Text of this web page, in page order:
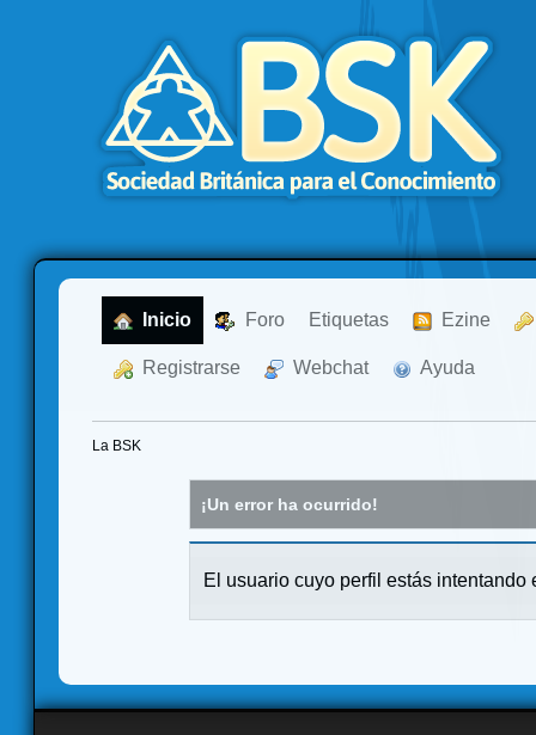
Inicio Foro Etiquetas Ezine
Registrarse Webchat Ayuda
La BSK
¡Un error ha ocurrido!
El usuario cuyo perfil estás intentando